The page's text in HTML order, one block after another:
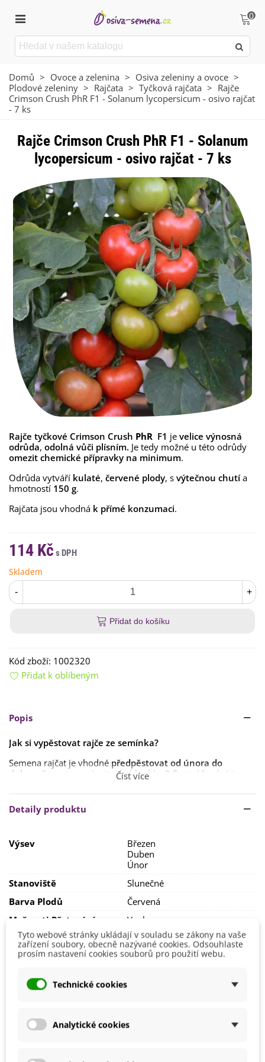
0
Domů > Ovoce a zelenina > Osiva zeleniny a ovoce >
Plodové zeleniny > Rajčata > Tyčková rajčata > Rajče
Crimson Crush PhR F1 - Solanum lycopersicum - osivo rajčat
- 7 ks
Rajče Crimson Crush PhR F1 - Solanum
lycopersicum - osivo rajčat - 7 ks
Rajče tyčkové Crimson Crush PhR F1 je velice výnosná
odrůda, odolná vůči plísním. Je tedy možné u této odrůdy
omezit chemické přípravky na minimum.
Odrůda vytváří kulaté, červené plody, s výtečnou chutía
hmotností 150 g.
Rajčata jsou vhodná k přímé konzumaci.
114 Kč
Skladem
- +
Přidat do košíku
Kód zboží: 1002320
Přidat k oblíbeným
Popis
Jak si vypěstovat rajče ze semínka?
Semena rajčat je vhodné předpěstovat od února do
dubna
. Semena vysévejte do hloubky 0,5 cm
. Vhodné je
spařený.
Doba klíčení je1–2 týdny
Vysazujte je do sponu
80 x 50 cm na slunečné
chráněné před větrem
středně těžká půda,zásobená živinami
Rajčatapravidelně zalévejte a během
vegetacepřihnojujte speciálnímihnojivy
Číst více
Detaily produktu
Výsev
Březen
Duben
Únor
Stanoviště
Slunečné
Barva Plodů
Červená
Možnosti Pěstování
Venku
Odrůda Rajčete
Tyčková rajčata
BIO Kvalita
Ne
Mrazuvzdornost
Výrobce
Sklizeň
Červenec
Tyto webové stránky ukládají v souladu se zákony na vaše
zařízení soubory, obecně nazývané cookies. Odsouhlaste
prosím nastavení cookies souborů pro použití webu.
Technické cookies
Analytické cookies